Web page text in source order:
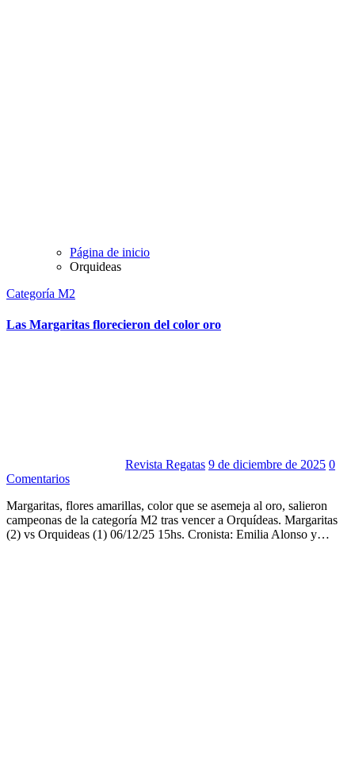
Página de inicio
Orquideas
Categoría M2
Las Margaritas florecieron del color oro
Revista Regatas 9 de diciembre de 2025 0
Comentarios
Margaritas, flores amarillas, color que se asemeja al oro, salieron
campeonas de la categoría M2 tras vencer a Orquídeas. Margaritas
(2) vs Orquideas (1) 06/12/25 15hs. Cronista: Emilia Alonso y…